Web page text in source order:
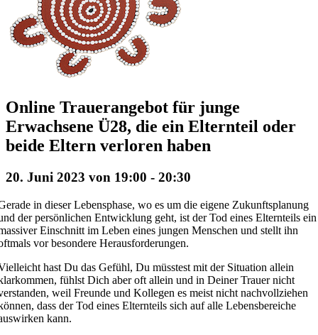
Online Trauerangebot für junge
Erwachsene Ü28, die ein Elternteil oder
beide Eltern verloren haben
20. Juni 2023 von 19:00 - 20:30
in dieser Lebensphase, wo es um die eigene Zukunftsplanung
der persönlichen Entwicklung geht, ist der Tod eines Elternteils ein
Einschnitt im Leben eines jungen Menschen und stellt ihn
vor besondere Herausforderungen.
hast Du das Gefühl, Du müsstest mit der Situation allein
fühlst Dich aber oft allein und in Deiner Trauer nicht
weil Freunde und Kollegen es meist nicht nachvollziehen
dass der Tod eines Elternteils sich auf alle Lebensbereiche
kann.